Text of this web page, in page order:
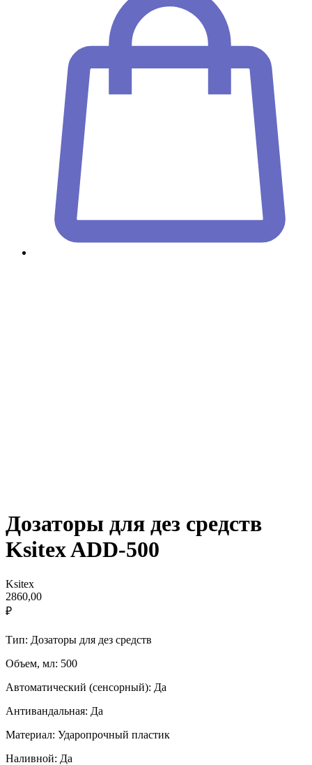
Дозаторы для дез средств
Ksitex ADD-500
Ksitex
2860,00
₽
Тип: Дозаторы для дез средств
Объем, мл: 500
Автоматический (сенсорный): Да
Антивандальная: Да
Материал: Ударопрочный пластик
Наливной: Да